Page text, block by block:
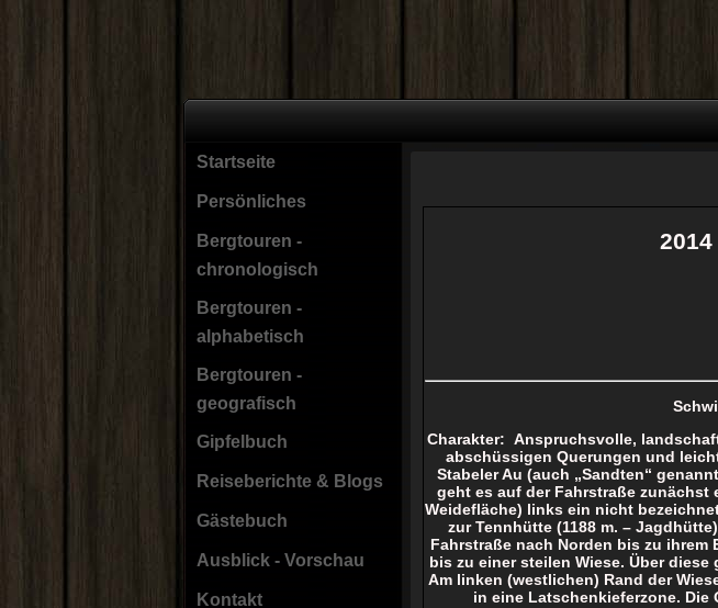
Startseite
Persönliches
Bergtouren -
chronologisch
Bergtouren -
alphabetisch
Bergtouren -
geografisch
Gipfelbuch
Reiseberichte & Blogs
Gästebuch
Ausblick - Vorschau
Kontakt
Charakter: Anspruchsvolle,
abschüssigen Querungen und
Stabeler Au (auch „Sandten“
geht es auf der Fahrstraße zunächst
Weidefläche) links ein nicht
zur Tennhütte (1188 m. –
Fahrstraße nach Norden bis zu
bis zu einer steilen Wiese. Über
Am linken (westlichen) Rand der
in eine Latschenkieferzone.